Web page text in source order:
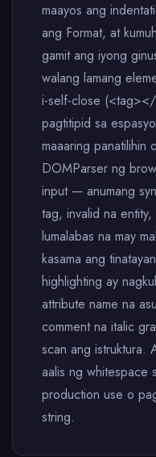
maayos ang
ang Format, at
gamit ang iyong
walang lamang
i-self-close
pagtitipid sa
maaaring panatilihin
DOMParser ng
input — anumang
tag, invalid na
lumalabas na may
kasama ang
highlighting ay
attribute name na
comment na italic
scan ang istruktura.
aalis ng whitespace
production use o
string.